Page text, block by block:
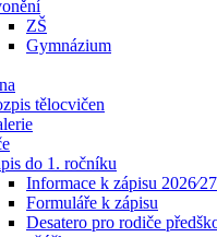
ZŠ
Gymnázium
tělocvičen
do 1. ročníku
Informace k zápisu 2026⁄27
Formuláře k zápisu
Desatero pro rodiče